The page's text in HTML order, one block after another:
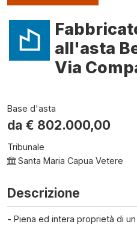
all'asta
Via
Base d'asta
da € 802.000,00
Tribunale
Santa Maria Capua Vetere
Descrizione
- Piena ed intera proprietà di